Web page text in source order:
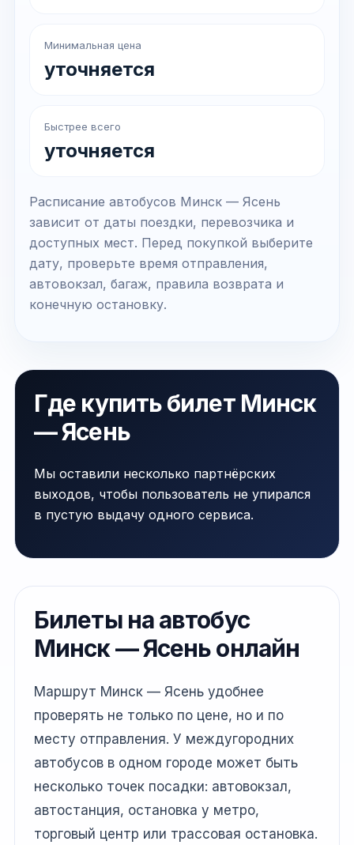
Минимальная цена
уточняется
Быстрее всего
уточняется
Расписание автобусов Минск — Ясень
зависит от даты поездки, перевозчика и
доступных мест. Перед покупкой выберите
дату, проверьте время отправления,
автовокзал, багаж, правила возврата и
конечную остановку.
Где купить билет Минск
— Ясень
Мы оставили несколько партнёрских
выходов, чтобы пользователь не упирался
в пустую выдачу одного сервиса.
Билеты на автобус
Минск — Ясень онлайн
Маршрут Минск — Ясень удобнее
проверять не только по цене, но и по
месту отправления. У междугородних
автобусов в одном городе может быть
несколько точек посадки: автовокзал,
автостанция, остановка у метро,
торговый центр или трассовая остановка.